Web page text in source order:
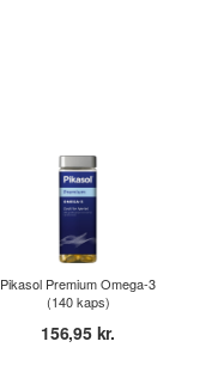
Pikasol Premium Omega-3
(140 kaps)
156,95 kr.